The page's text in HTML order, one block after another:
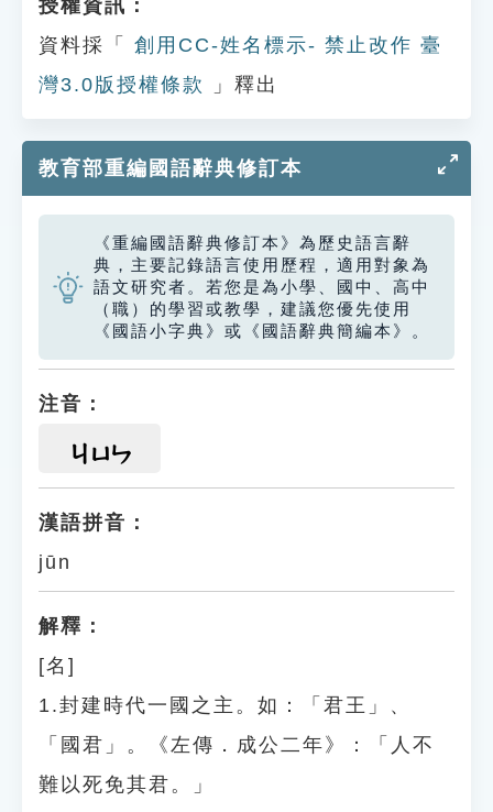
授權資訊：
資料採「
創用CC-姓名標示- 禁止改作 臺
灣3.0版授權條款
」釋出
教育部重編國語辭典修訂本
《重編國語辭典修訂本》為歷史語言辭
典，主要記錄語言使用歷程，適用對象為
語文研究者。若您是為小學、國中、高中
（職）的學習或教學，建議您優先使用
《國語小字典》或《國語辭典簡編本》。
注音：
ㄐㄩㄣ
漢語拼音：
jūn
解釋：
[名]
1.封建時代一國之主。如：「君王」、
「國君」。《左傳．成公二年》：「人不
難以死免其君。」